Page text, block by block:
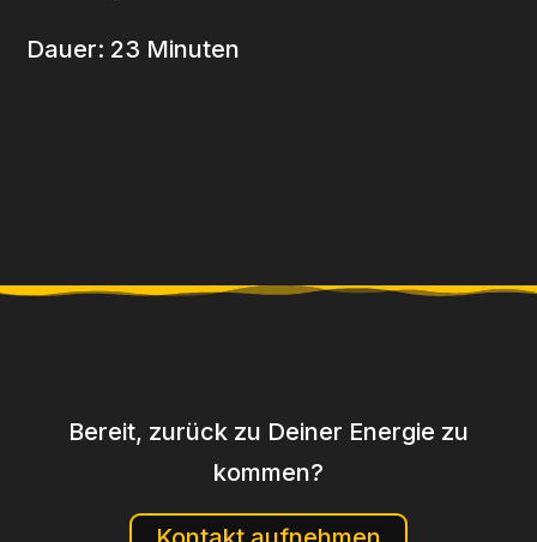
Dauer: 23 Minuten
Bereit, zurück zu Deiner Energie zu
kommen?